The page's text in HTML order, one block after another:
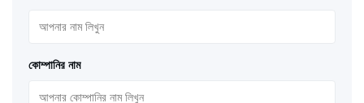
কোম্পানির নাম